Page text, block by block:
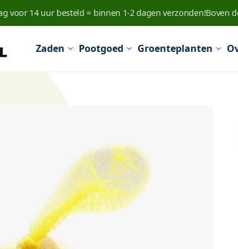
voor 14 uur besteld = binnen 1-2 dagen verzonden!Boven
Zaden Pootgoed Groenteplanten